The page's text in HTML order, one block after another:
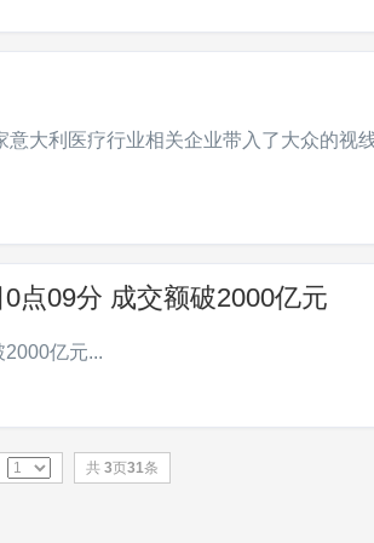
大利医疗行业相关企业带入了大众的视
点09分 成交额破2000亿元
亿元...
共 3页31条